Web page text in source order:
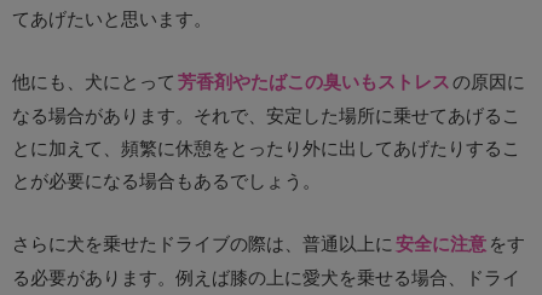
てあげたいと思います。
他にも、犬にとって芳香剤やたばこの臭いもストレスの原因に
なる場合があります。それで、安定した場所に乗せてあげるこ
とに加えて、頻繁に休憩をとったり外に出してあげたりするこ
とが必要になる場合もあるでしょう。
さらに犬を乗せたドライブの際は、普通以上に安全に注意をす
る必要があります。例えば膝の上に愛犬を乗せる場合、ドライ